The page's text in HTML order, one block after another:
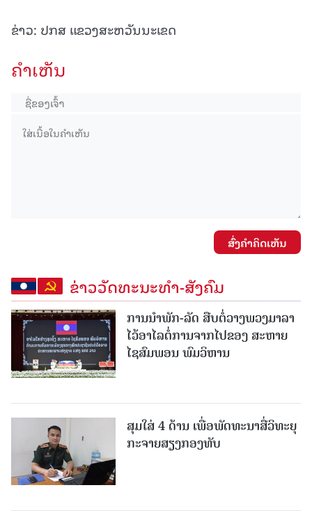
ຂ່າວ: ປກສ ແຂວງສະຫວັນນະເຂດ
ຄໍາເຫັນ
ສົ່ງຄໍາຄິດເຫັນ
ຂ່າວວັດທະນະທຳ-ສັງຄົມ
ການນໍາພັກ-ລັດ ສືບຕໍ່ວາງພວງມາລາ
ໄວ້ອາໄລຕໍ່ການຈາກໄປຂອງ ສະຫາຍ
ໄຊສົມພອນ ພົມວິຫານ
ສຸມໃສ່ 4 ດ້ານ ເພື່ອພັດທະນາສື່ວິທະຍຸ
ກະຈາຍສຽງກອງທັບ